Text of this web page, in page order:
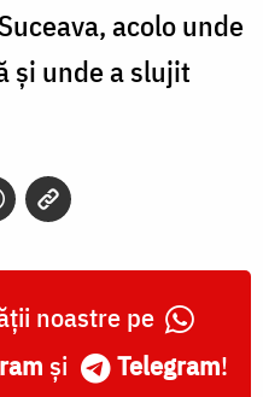
acolo unde
și unde a slujit
noastre pe
și Telegram!